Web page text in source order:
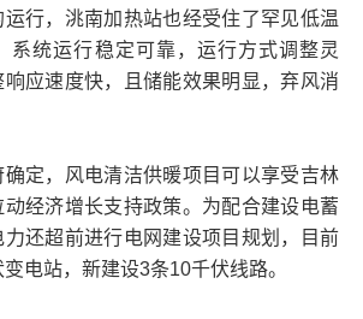
行，洮南加热站也经受住了罕见低温
系统运行稳定可靠，运行方式调整灵
应速度快，且储能效果明显，弃风消
确定，风电清洁供暖项目可以享受吉林
经济增长支持政策。为配合建设电蓄
还超前进行电网建设项目规划，目前
电站，新建设3条10千伏线路。